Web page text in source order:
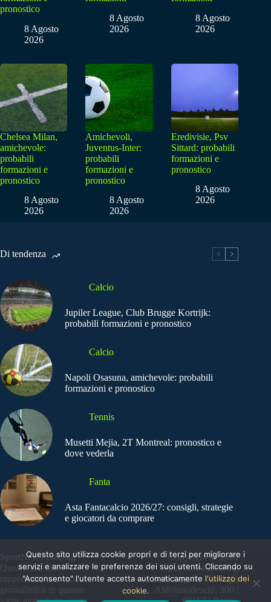
pronostico
8 Agosto
2026
8 Agosto
2026
8 Agosto
2026
Chelsea Milan,
amichevole:
probabili
formazioni e
pronostico
8 Agosto
2026
Amichevoli,
Juventus-Inter:
probabili
formazioni e
pronostico
8 Agosto
2026
Eredivisie, Psv
Sittard: probabili
formazioni e
pronostico
8 Agosto
2026
Di tendenza
Calcio
Jupiler League, Club Brugge Kortrijk:
probabili formazioni e pronostico
Calcio
Napoli Osasuna, amichevole: probabili
formazioni e pronostico
Tennis
Musetti Mejia, 2T Montreal: pronostico e
dove vederla
Fanta
Asta Fantacalcio 2026/27: consigli, strategie
e giocatori da comprare
SportNews.BetFlag -
Questo sito non
rappresenta una testata
giornalistica in quanto
Copyright © 2025
SportNews BetFlag
Sede Legale: Via degli
Aldobrandeschi, 300 |
Questo sito utilizza cookie propri e di terzi per migliorare i
servizi e analizzare le preferenze dei suoi utenti. Cliccando su
"Acconsento" l'utente accetta automaticamente l'utilizzo dei
cookie.